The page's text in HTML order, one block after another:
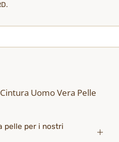
Uomo Vera Pelle
pelle per i nostri